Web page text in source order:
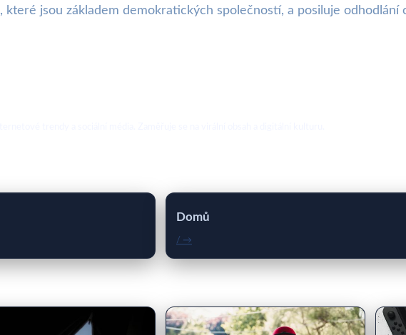
jsou základem demokratických společností, a posiluje odhodlání
Domů
/ →